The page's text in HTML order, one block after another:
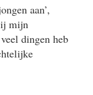
aan’,
mijn
dingen heb